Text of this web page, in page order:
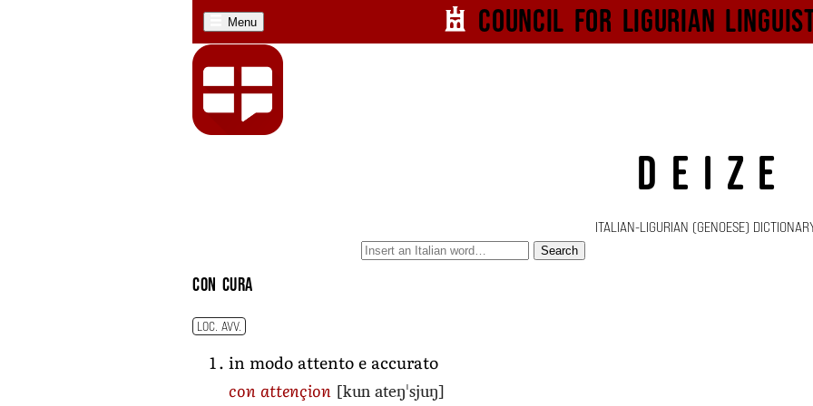
Menu Council for Ligurian
DEIZE
ITALIAN-LIGURIAN (GENOESE)
Search
con cura
LOC. AVV.
in modo attento e accurato
con attençion [kun ateŋˈsjuŋ]